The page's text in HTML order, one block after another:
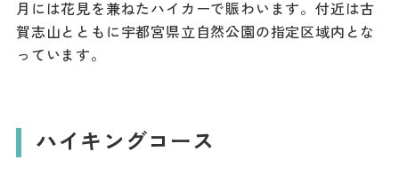
月には花見を兼ねたハイカーで賑わいます。付近は古
賀志山とともに宇都宮県立自然公園の指定区域内とな
っています。
ハイキングコース
お問い合わせ